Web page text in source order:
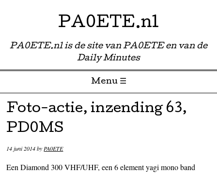
PA0ETE.nl
PA0ETE.nl is de site van PA0ETE en van de
Daily Minutes
Menu ☰
Skip to content
Foto-actie, inzending 63,
PD0MS
14 juni 2014byPA0ETE
Een Diamond 300 VHF/UHF, een 6 element yagi mono band